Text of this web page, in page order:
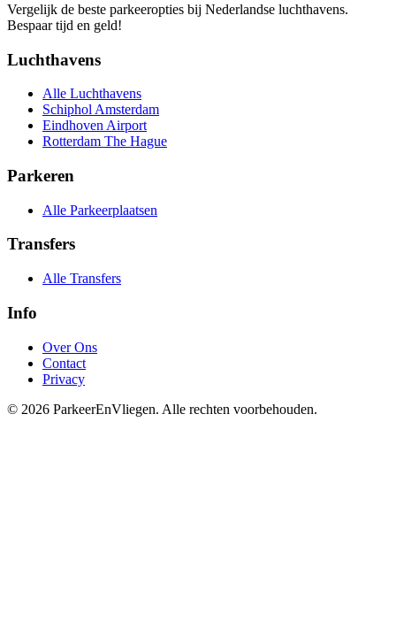
Vergelijk de beste parkeeropties bij Nederlandse luchthavens.
Bespaar tijd en geld!
Luchthavens
Alle Luchthavens
Schiphol Amsterdam
Eindhoven Airport
Rotterdam The Hague
Parkeren
Alle Parkeerplaatsen
Transfers
Alle Transfers
Info
Over Ons
Contact
Privacy
© 2026 ParkeerEnVliegen. Alle rechten voorbehouden.